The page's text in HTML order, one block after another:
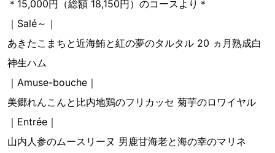
＊15,000円（総額 18,150円）のコースより＊
｜Salé～｜
あきたこまちと近海鮪と紅の夢のタルタル 20 ヵ月熟成白
神生ハム
｜Amuse-bouche｜
美郷れんこんと比内地鶏のフリカッセ 菊芋のロワイヤル
｜Entrée｜
山内人参のムースリーヌ 男鹿甘海老と海の幸のマリネ